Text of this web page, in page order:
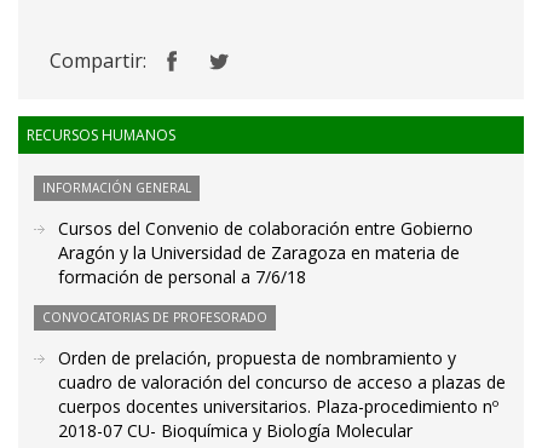
Compartir:
RECURSOS HUMANOS
INFORMACIÓN GENERAL
Cursos del Convenio de colaboración entre Gobierno
Aragón y la Universidad de Zaragoza en materia de
formación de personal a 7/6/18
CONVOCATORIAS DE PROFESORADO
Orden de prelación, propuesta de nombramiento y
cuadro de valoración del concurso de acceso a plazas de
cuerpos docentes universitarios. Plaza-procedimiento nº
2018-07 CU- Bioquímica y Biología Molecular